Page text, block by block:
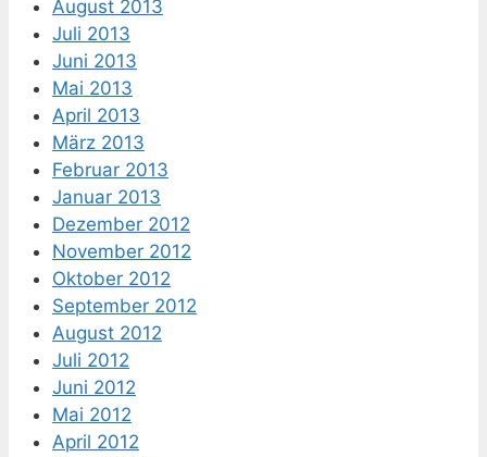
August 2013
Juli 2013
Juni 2013
Mai 2013
April 2013
März 2013
Februar 2013
Januar 2013
Dezember 2012
November 2012
Oktober 2012
September 2012
August 2012
Juli 2012
Juni 2012
Mai 2012
April 2012